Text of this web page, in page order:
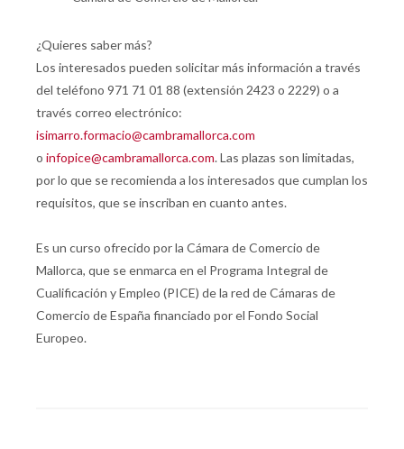
¿Quieres saber más?
Los interesados pueden solicitar más información a través
del teléfono 971 71 01 88 (extensión 2423 o 2229) o a
través correo electrónico:
isimarro.formacio@cambramallorca.com
o infopice@cambramallorca.com. Las plazas son limitadas,
por lo que se recomienda a los interesados que cumplan los
requisitos, que se inscriban en cuanto antes.
Es un curso ofrecido por la Cámara de Comercio de
Mallorca, que se enmarca en el Programa Integral de
Cualificación y Empleo (PICE) de la red de Cámaras de
Comercio de España financiado por el Fondo Social
Europeo.